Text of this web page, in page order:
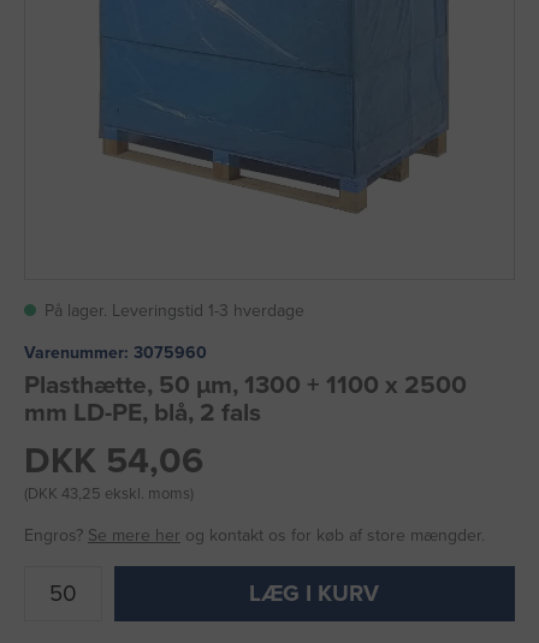
På lager. Leveringstid 1-3 hverdage
Varenummer: 3075960
Plasthætte, 50 µm, 1300 + 1100 x 2500
mm LD-PE, blå, 2 fals
DKK 54,06
(DKK 43,25 ekskl. moms)
Engros? Se mere her og kontakt os for køb af store mængder.
LÆG I KURV